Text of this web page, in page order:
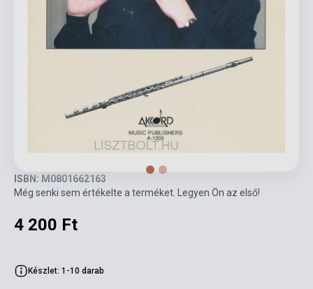
ISBN: M0801662163
Még senki sem értékelte a terméket. Legyen Ön az első!
4 200 Ft
Készlet: 1-10 darab